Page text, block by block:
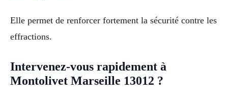
Elle permet de renforcer fortement la sécurité contre les
effractions.
Intervenez-vous rapidement à
Montolivet Marseille 13012 ?